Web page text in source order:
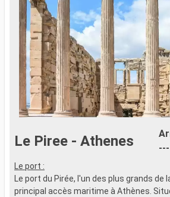
Le Piree - Athenes
---
Le port :
Le port du Pirée, l'un des plus grands de
principal accès maritime à Athènes.